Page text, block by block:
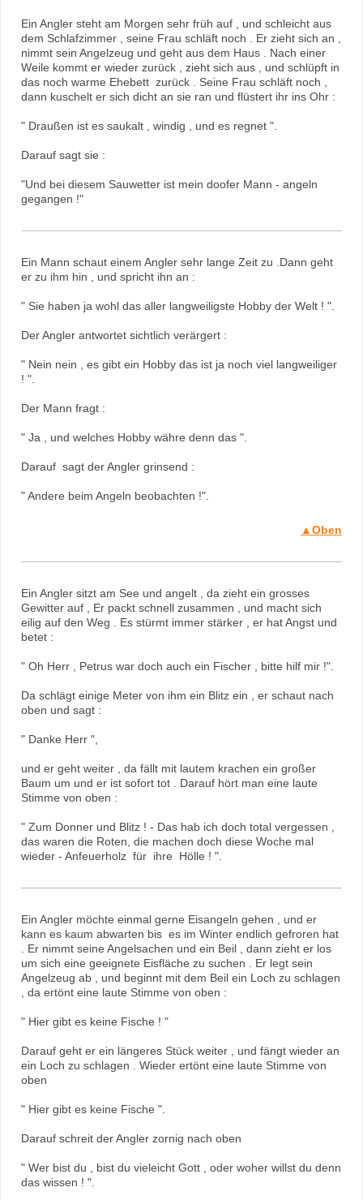
Ein Angler steht am Morgen sehr früh auf , und schleicht aus
dem Schlafzimmer , seine Frau schläft noch . Er zieht sich an ,
nimmt sein Angelzeug und geht aus dem Haus . Nach einer
Weile kommt er wieder zurück , zieht sich aus , und schlüpft in
das noch warme Ehebett zurück . Seine Frau schläft noch ,
dann kuschelt er sich dicht an sie ran und flüstert ihr ins Ohr :
" Draußen ist es saukalt , windig , und es regnet ".
Darauf sagt sie :
"Und bei diesem Sauwetter ist mein doofer Mann - angeln
gegangen !"
Ein Mann schaut einem Angler sehr lange Zeit zu .Dann geht
er zu ihm hin , und spricht ihn an :
" Sie haben ja wohl das aller langweiligste Hobby der Welt ! ".
Der Angler antwortet sichtlich verärgert :
" Nein nein , es gibt ein Hobby das ist ja noch viel langweiliger
! ".
Der Mann fragt :
" Ja , und welches Hobby währe denn das ".
Darauf sagt der Angler grinsend :
" Andere beim Angeln beobachten !".
▲Oben
Ein Angler sitzt am See und angelt , da zieht ein grosses
Gewitter auf , Er packt schnell zusammen , und macht sich
eilig auf den Weg . Es stürmt immer stärker , er hat Angst und
betet :
" Oh Herr , Petrus war doch auch ein Fischer , bitte hilf mir !".
Da schlägt einige Meter von ihm ein Blitz ein , er schaut nach
oben und sagt :
" Danke Herr ",
und er geht weiter , da fällt mit lautem krachen ein großer
Baum um und er ist sofort tot . Darauf hört man eine laute
Stimme von oben :
" Zum Donner und Blitz ! - Das hab ich doch total vergessen ,
das waren die Roten, die machen doch diese Woche mal
wieder - Anfeuerholz für ihre Hölle ! ".
Ein Angler möchte einmal gerne Eisangeln gehen , und er
kann es kaum abwarten bis es im Winter endlich gefroren hat
. Er nimmt seine Angelsachen und ein Beil , dann zieht er los
um sich eine geeignete Eisfläche zu suchen . Er legt sein
Angelzeug ab , und beginnt mit dem Beil ein Loch zu schlagen
, da ertönt eine laute Stimme von oben :
" Hier gibt es keine Fische ! "
Darauf geht er ein längeres Stück weiter , und fängt wieder an
ein Loch zu schlagen . Wieder ertönt eine laute Stimme von
oben
" Hier gibt es keine Fische ".
Darauf schreit der Angler zornig nach oben
" Wer bist du , bist du vieleicht Gott , oder woher willst du denn
das wissen ! ".